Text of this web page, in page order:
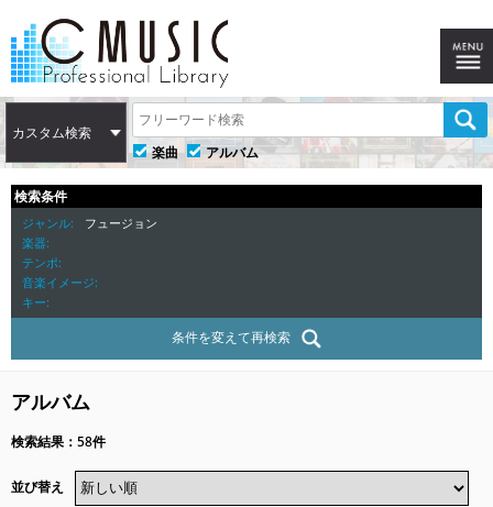
カスタム検索
楽曲
アルバム
検索条件
ジャンル
フュージョン
楽器
テンポ
音楽イメージ
キー
条件を変えて再検索
アルバム
検索結果：58件
並び替え